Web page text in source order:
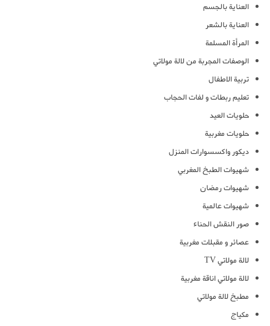
العناية بالجسم
العناية بالشعر
المرأة المسلمة
الوصفات المجربة من لالة مولاتي
تربية الاطفال
تعليم ربطات و لفات الحجاب
حلويات العيد
حلويات مغربية
ديكور واكسسوارات المنزل
شهيوات الطبخ المغربي
شهيوات رمضان
شهيوات عالمية
صور النقش الحناء
عصائر و مقبلات مغربية
لالة مولاتي TV
لالة مولاتي اناقة مغربية
مطبخ لالة مولاتي
مكياج